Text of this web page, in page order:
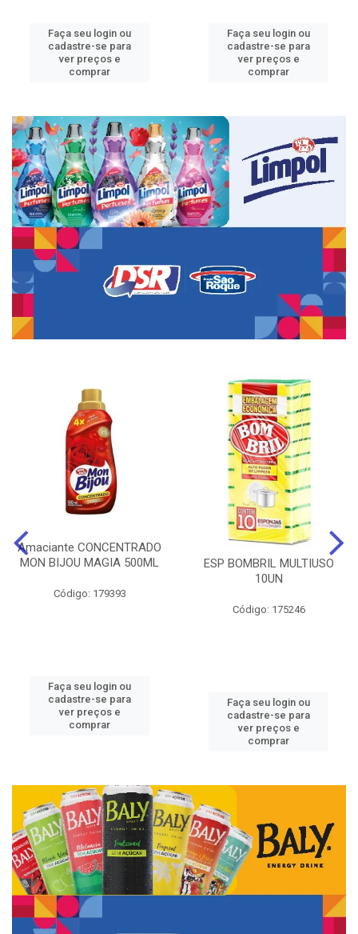
Faça seu login ou
cadastre-se para
ver preços e
comprar
Faça seu login ou
cadastre-se para
ver preços e
comprar
Amaciante CONCENTRADO
MON BIJOU MAGIA 500ML
Código: 179393
Faça seu login ou
cadastre-se para
ver preços e
comprar
ESP BOMBRIL MULTIUSO
10UN
Código: 175246
Faça seu login ou
cadastre-se para
ver preços e
comprar